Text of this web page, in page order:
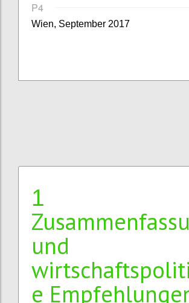
P4
Wien, September 2017
1
und
e